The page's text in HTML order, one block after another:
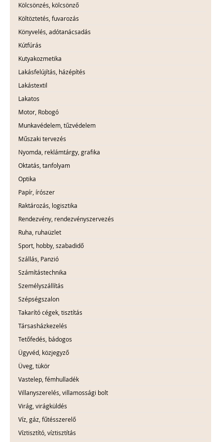
Kölcsönzés, kölcsönző
Költöztetés, fuvarozás
Könyvelés, adótanácsadás
Kútfúrás
Kutyakozmetika
Lakásfelújítás, házépítés
Lakástextil
Lakatos
Motor, Robogó
Munkavédelem, tűzvédelem
Műszaki tervezés
Nyomda, reklámtárgy, grafika
Oktatás, tanfolyam
Optika
Papír, írószer
Raktározás, logisztika
Rendezvény, rendezvényszervezés
Ruha, ruhaüzlet
Sport, hobby, szabadidő
Szállás, Panzió
Számítástechnika
Személyszállítás
Szépségszalon
Takarító cégek, tisztítás
Társasházkezelés
Tetőfedés, bádogos
Ügyvéd, közjegyző
Üveg, tükör
Vastelep, fémhulladék
Villanyszerelés, villamossági bolt
Virág, virágküldés
Víz, gáz, fűtésszerelő
Víztisztító, víztisztítás